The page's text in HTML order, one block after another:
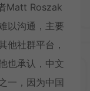
Matt Roszak
以沟通，主要
他社群平台，
也承认，中文
一，因为中国